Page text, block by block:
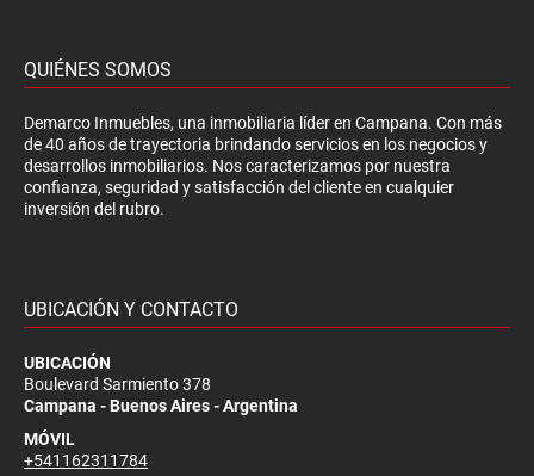
QUIÉNES SOMOS
Demarco Inmuebles, una inmobiliaria líder en Campana. Con más
de 40 años de trayectoria brindando servicios en los negocios y
desarrollos inmobiliarios. Nos caracterizamos por nuestra
confianza, seguridad y satisfacción del cliente en cualquier
inversión del rubro.
UBICACIÓN Y CONTACTO
UBICACIÓN
Boulevard Sarmiento 378
Campana - Buenos Aires - Argentina
MÓVIL
+541162311784